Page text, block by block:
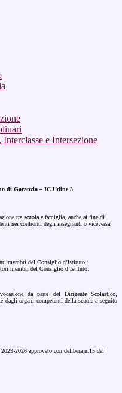
e Intersezione
tra scuola e famiglia, anche al fine di
nei confronti degli insegnanti o viceversa.
membri del Consiglio d’Istituto;
membri del Consiglio d’Istituto.
da parte del Dirigente Scolastico,
dagli organi competenti della scuola a seguito
2026 approvato con delibera n.15 del